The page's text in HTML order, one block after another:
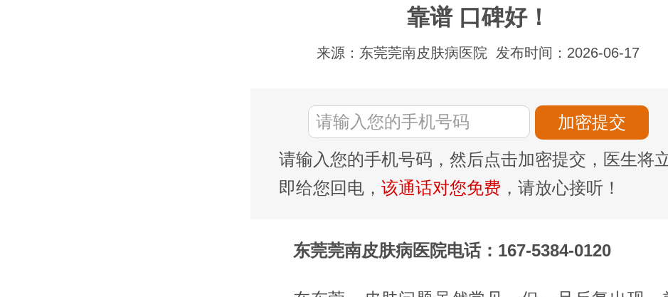
靠谱 口碑好！
来源：东莞莞南皮肤病医院 发布时间：2026-06-17
请输入您的手机号码，然后点击加密提交，医生将
即给您回电， 该通话对您免费 ，请放心接听！
东莞莞南皮肤病医院电话：167-5384-0120